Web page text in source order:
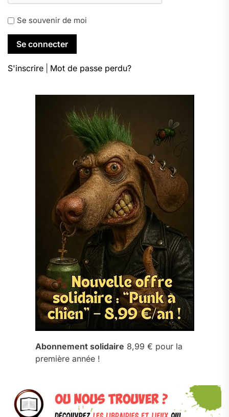
Se souvenir de moi
S'inscrire Mot de passe perdu?
Abonnement solidaire 8,99 € pour la
première année !